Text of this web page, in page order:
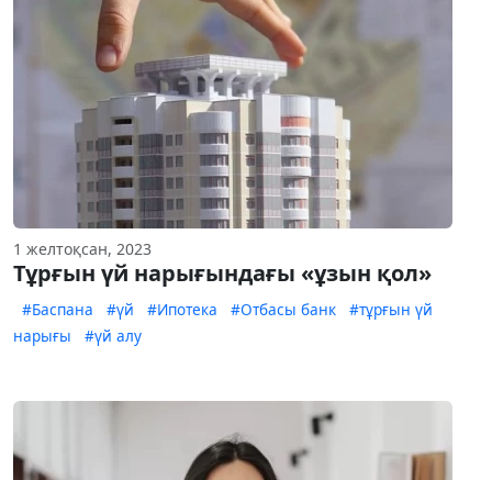
1 желтоқсан, 2023
Тұрғын үй нарығындағы «ұзын қол»
#Баспана #үй #Ипотека #Отбасы банк
#тұрғын үй
нарығы
#үй алу